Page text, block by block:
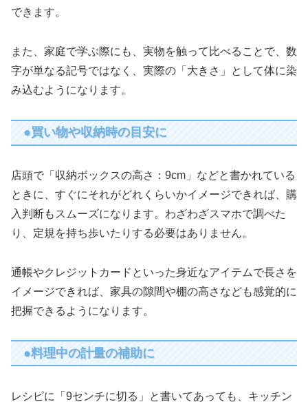
できます。
また、家庭で学ぶ際にも、実物を触って比べることで、数
字が単なる記号ではなく、実際の「大きさ」として体に染
み込むようになります。
●買い物や収納時の目安に
店頭で「収納ボックスの高さ：9cm」などと書かれている
ときに、すぐにそれがどれくらいかイメージできれば、購
入判断もスムーズになります。わざわざスマホで調べた
り、定規を持ち歩いたりする必要はありません。
通帳やクレジットカードといった身近なアイテムで長さを
イメージできれば、家具の隙間や棚の高さなども感覚的に
把握できるようになります。
●料理中の計量の補助に
レシピに「9センチに切る」と書いてあっても、キッチン